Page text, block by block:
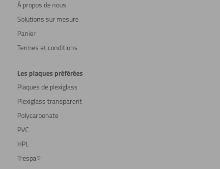
À propos de nous
Solutions sur mesure
Panier
Termes et conditions
Les plaques préférées
Plaques de plexiglass
Plexiglass transparent
Polycarbonate
PVC
HPL
Trespa®